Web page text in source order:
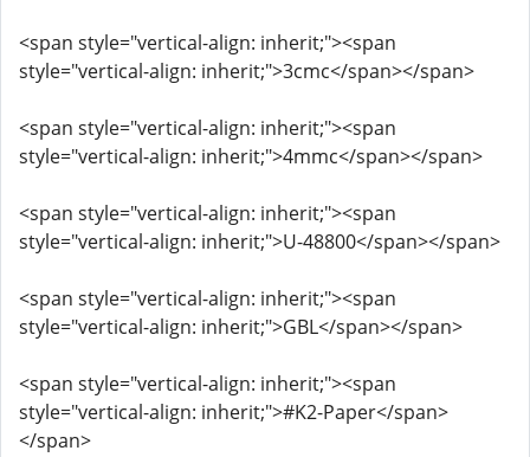
<span style="vertical-align: inherit;"><span
style="vertical-align: inherit;">3cmc</span></span>
<span style="vertical-align: inherit;"><span
style="vertical-align: inherit;">4mmc</span></span>
<span style="vertical-align: inherit;"><span
style="vertical-align: inherit;">U-48800</span></span>
<span style="vertical-align: inherit;"><span
style="vertical-align: inherit;">GBL</span></span>
<span style="vertical-align: inherit;"><span
style="vertical-align: inherit;">#K2-Paper</span>
</span>